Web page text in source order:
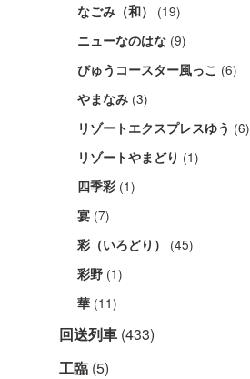
なごみ（和） (19)
ニューなのはな (9)
びゅうコースター風っこ (6)
やまなみ (3)
リゾートエクスプレスゆう (6)
リゾートやまどり (1)
四季彩 (1)
宴 (7)
彩（いろどり） (45)
彩野 (1)
華 (11)
回送列車 (433)
工臨 (5)